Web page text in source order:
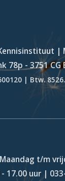
|
78p - 3751 CG
| Btw.
Maandag t/m
- 17.00 uur |